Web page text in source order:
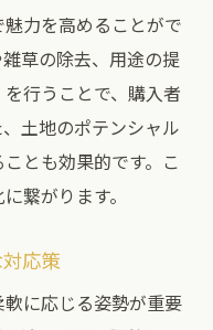
力を高めることがで
草の除去、用途の提
行うことで、購入者
土地のポテンシャル
とも効果的です。こ
繋がります。
応策
に応じる姿勢が重要